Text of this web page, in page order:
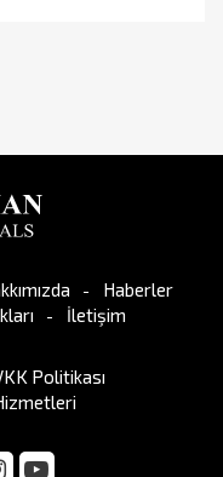
Haberler
İletişim
Politikası